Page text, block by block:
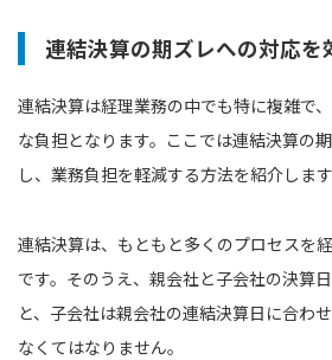
連結決算の期ズレへの対応を
連結決算は経理業務の中でも特に複雑で
な負担となります。ここでは連結決算の
し、業務負担を軽減する方法を紹介します
連結決算は、もともと多くのプロセスを
です。そのうえ、親会社と子会社の決算
と、子会社は親会社の連結決算日に合わ
なくてはなりません。